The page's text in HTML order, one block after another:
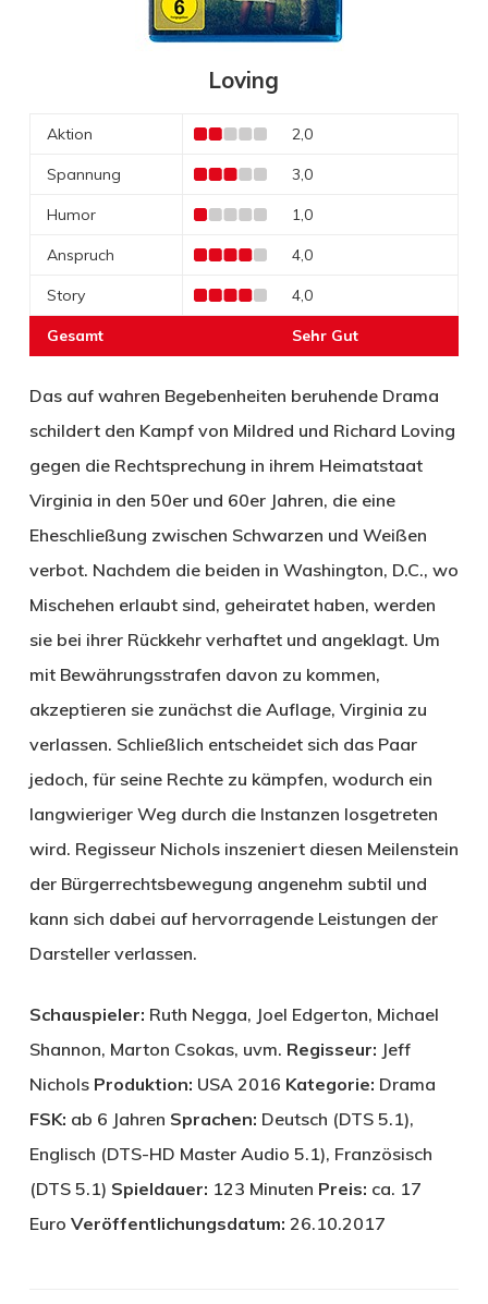
Loving
Aktion 2,0
Spannung 3,0
Humor 1,0
Anspruch 4,0
Story 4,0
Gesamt Sehr Gut
Das auf wahren Begebenheiten beruhende Drama
schildert den Kampf von Mildred und Richard Loving
gegen die Rechtsprechung in ihrem Heimatstaat
Virginia in den 50er und 60er Jahren, die eine
Eheschließung zwischen Schwarzen und Weißen
verbot. Nachdem die beiden in Washington, D.C., wo
Mischehen erlaubt sind, geheiratet haben, werden
sie bei ihrer Rückkehr verhaftet und angeklagt. Um
mit Bewährungsstrafen davon zu kommen,
akzeptieren sie zunächst die Auflage, Virginia zu
verlassen. Schließlich entscheidet sich das Paar
jedoch, für seine Rechte zu kämpfen, wodurch ein
langwieriger Weg durch die Instanzen losgetreten
wird. Regisseur Nichols inszeniert diesen Meilenstein
der Bürgerrechtsbewegung angenehm subtil und
kann sich dabei auf hervorragende Leistungen der
Darsteller verlassen.
Schauspieler: Ruth Negga, Joel Edgerton, Michael
Shannon, Marton Csokas, uvm. Regisseur: Jeff
Nichols Produktion: USA 2016 Kategorie: Drama
FSK: ab 6 Jahren Sprachen: Deutsch (DTS 5.1),
Englisch (DTS-HD Master Audio 5.1), Französisch
(DTS 5.1) Spieldauer: 123 Minuten Preis: ca. 17
Euro Veröffentlichungsdatum: 26.10.2017